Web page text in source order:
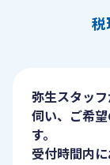
税
弥生スタッ
伺い、ご希
す。
受付時間内に